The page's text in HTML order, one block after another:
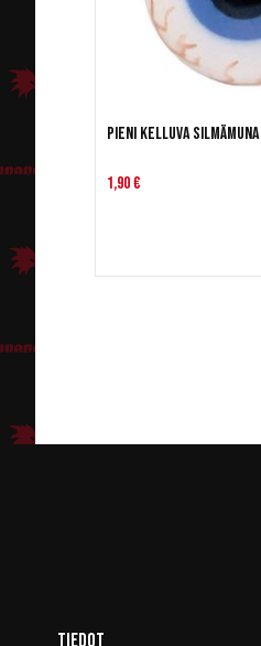
Pieni kelluva silmämuna
1,90 €
Tiedot